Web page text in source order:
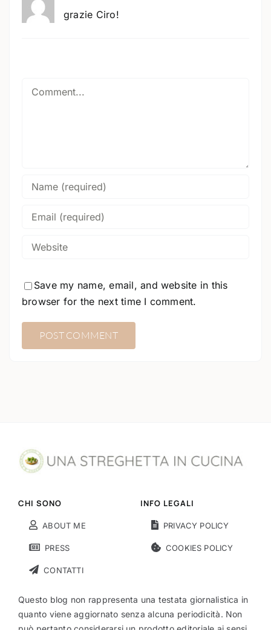
grazie Ciro!
Save my name, email, and website in this
browser for the next time I comment.
CHI SONO
ABOUT ME
PRESS
CONTATTI
INFO LEGALI
PRIVACY POLICY
COOKIES POLICY
Questo blog non rappresenta una testata giornalistica in
quanto viene aggiornato senza alcuna periodicità. Non